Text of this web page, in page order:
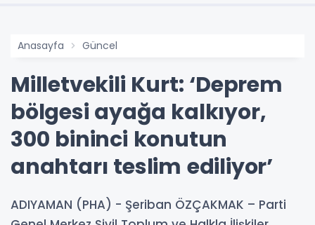
Anasayfa Güncel
Milletvekili Kurt: ‘Deprem
bölgesi ayağa kalkıyor,
300 bininci konutun
anahtarı teslim ediliyor’
ADIYAMAN (PHA) - Şeriban ÖZÇAKMAK – Parti